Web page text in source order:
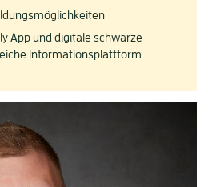
App und digitale schwarze
Informationsplattform